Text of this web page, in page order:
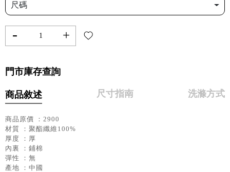
尺碼
- +
門市庫存查詢
商品敘述 尺寸指南 洗滌方式
商品原價 ：2900
材質 ：聚酯纖維100%
厚度 ：厚
內裏 ：鋪棉
彈性 ：無
產地 ：中國